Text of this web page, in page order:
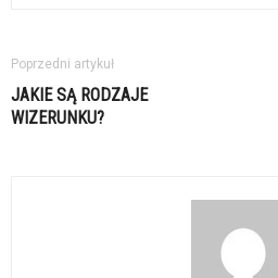
Poprzedni artykuł
JAKIE SĄ RODZAJE
WIZERUNKU?